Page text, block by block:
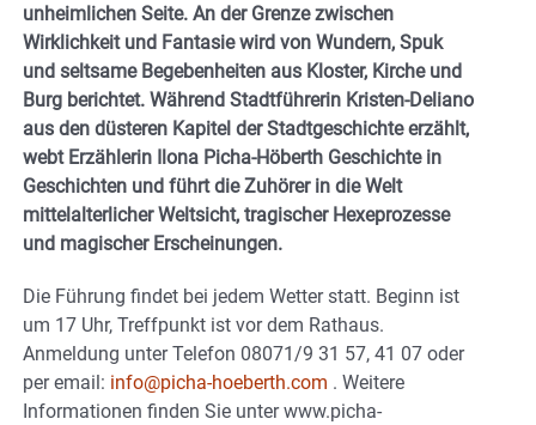
unheimlichen Seite. An der Grenze zwischen
Wirklichkeit und Fantasie wird von Wundern, Spuk
und seltsame Begebenheiten aus Kloster, Kirche und
Burg berichtet. Während Stadtführerin Kristen-Deliano
aus den düsteren Kapitel der Stadtgeschichte erzählt,
webt Erzählerin Ilona Picha-Höberth Geschichte in
Geschichten und führt die Zuhörer in die Welt
mittelalterlicher Weltsicht, tragischer Hexeprozesse
und magischer Erscheinungen.
Die Führung findet bei jedem Wetter statt. Beginn ist
um 17 Uhr, Treffpunkt ist vor dem Rathaus.
Anmeldung unter Telefon 08071/9 31 57, 41 07 oder
per email: info@picha-hoeberth.com . Weitere
Informationen finden Sie unter www.picha-